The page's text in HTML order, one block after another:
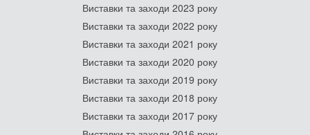
Виставки та заходи 2023 року
Виставки та заходи 2022 року
Виставки та заходи 2021 року
Виставки та заходи 2020 року
Виставки та заходи 2019 року
Виставки та заходи 2018 року
Виставки та заходи 2017 року